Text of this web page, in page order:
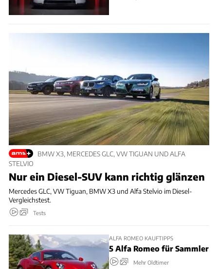
BMW X3, MERCEDES GLC, VW TIGUAN UND ALFA
STELVIO
Nur ein Diesel-SUV kann richtig glänzen
Mercedes GLC, VW Tiguan, BMW X3 und Alfa Stelvio im Diesel-
Vergleichstest.
Tests
ALFA ROMEO KAUFTIPPS
5 Alfa Romeo für Sammler
Mehr Oldtimer